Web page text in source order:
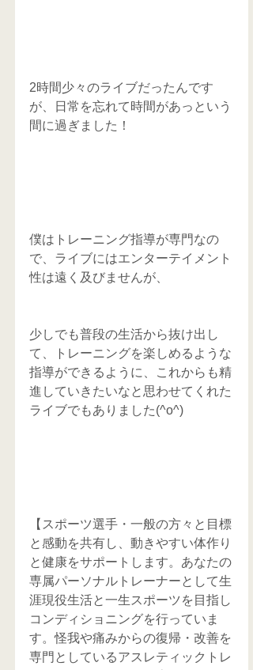
2時間少々のライブだったんです
が、日常を忘れて時間があっという
間に過ぎました！
僕はトレーニング指導が専門なの
で、ライブにはエンターテイメント
性は遠く及びませんが、
少しでも普段の生活から抜け出し
て、トレーニングを楽しめるような
指導ができるように、これからも精
進していきたいなと思わせてくれた
ライブでもありました(^o^)
【スポーツ選手・一般の方々と目標
と感動を共有し、動きやすい体作り
と健康をサポートします。あなたの
専属パーソナルトレーナーとして生
涯現役生活と一生スポーツを目指し
コンディショニングを行っていま
す。怪我や痛みからの復帰・改善を
専門としているアスレティックトレ